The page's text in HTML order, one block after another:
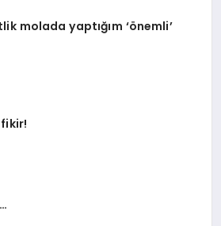
molada yaptığım ‘önemli’